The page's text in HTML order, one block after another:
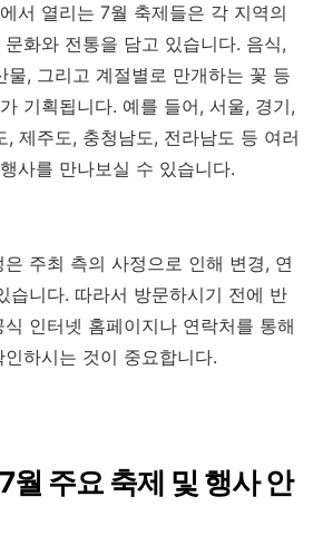
서 열리는 7월 축제들은 각 지역의
화와 전통을 담고 있습니다. 음식,
물, 그리고 계절별로 만개하는 꽃 등
기획됩니다. 예를 들어, 서울, 경기,
, 제주도, 충청남도, 전라남도 등 여러
사를 만나보실 수 있습니다.
주최 측의 사정으로 인해 변경, 연
습니다. 따라서 방문하시기 전에 반
인터넷 홈페이지나 연락처를 통해
하시는 것이 중요합니다.
월 주요 축제 및 행사 안